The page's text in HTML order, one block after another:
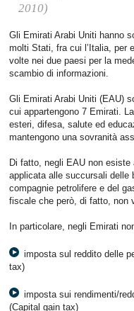
2010)
Gli Emirati Arabi Uniti hanno
molti Stati, fra cui l’Italia, per
volte nei due paesi per la
scambio di informazioni.
Gli Emirati Arabi Uniti (EAU)
cui appartengono 7 Emirati.
esteri, difesa, salute ed
mantengono una sovranità
Di fatto, negli EAU non
applicata alle succursali delle
compagnie petrolifere e del
fiscale che però, di fatto, non
In particolare, negli Emirati
imposta sul reddito delle
tax)
imposta sui rendimenti/
(Capital gain tax)